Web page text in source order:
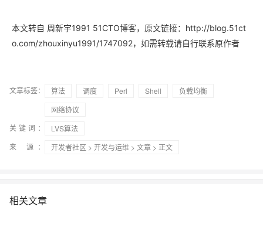
本文转自 周新宇1991 51CTO博客，原文链接：http://blog.51ct
o.com/zhouxinyu1991/1747092，如需转载请自行联系原作者
文章标签： 算法 调度 Perl Shell
负载均衡
网络协议
关键词：
LVS算法
来 源：
开发者社区 > 开发与运维 > 文章 > 正文
相关文章